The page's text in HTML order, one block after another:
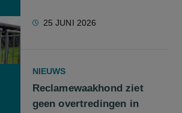
25 JUNI 2026
NIEUWS
Reclamewaakhond ziet
geen overtredingen in